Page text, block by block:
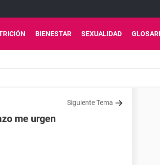
BIENESTAR SEXUALIDAD
Siguiente Tema
me urgen